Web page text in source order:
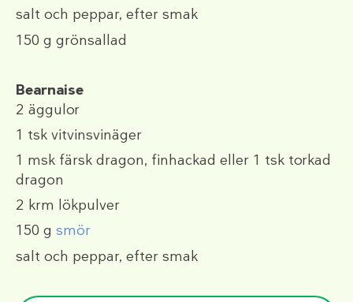
salt och peppar, efter smak
150 g grönsallad
Bearnaise
2 äggulor
1 tsk vitvinsvinäger
1 msk färsk dragon, finhackad eller 1 tsk torkad
dragon
2 krm lökpulver
150 g smör
salt och peppar, efter smak